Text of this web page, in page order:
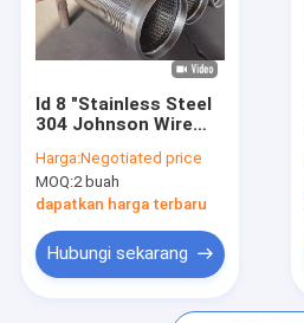
Tentang kami
Hubungi kami
Permintaan Penawaran
Id 8 "Stainless Steel
304 Johnson Wire
Pengeboran Sumur
Harga:Negotiated price
MOQ:2 buah
dapatkan harga terbaru
Hubungi sekarang